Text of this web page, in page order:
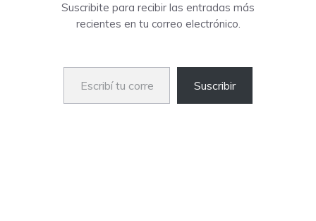
Suscribite para recibir las entradas más
recientes en tu correo electrónico.
Escribí tu correo electrónico…
Suscribir